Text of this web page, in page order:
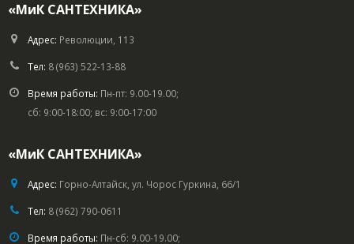
«МиК САНТЕХНИКА»
Адрес: Революции, 113
Тел: 8 (963) 522-13-88
Время работы: Пн-пт: 9.00-19.00;
сб: 9:00-18:00; вс: 9:00-17:00
«МиК САНТЕХНИКА»
Адрес: Горно-Алтайск, ул. Чорос Гуркина, 66/1
Тел: 8 (962) 790-0611
Время работы: Пн-сб: 9.00-19.00;